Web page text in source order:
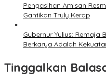
Pengasihan Amisan
Gantikan Truly Kerap
Gubernur Yulius: Remaja
Berkarya Adalah
Tinggalkan